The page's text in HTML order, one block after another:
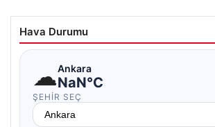
Hava Durumu
☁Ankara
NaN°C
ŞEHIR SEÇ